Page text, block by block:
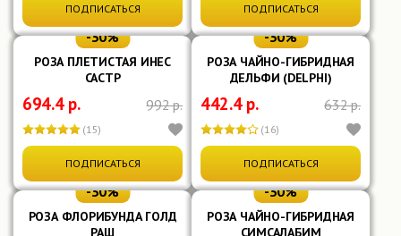
Бокаловидная(22)
Розетковидная
Чашевидная
Показать ещё
О цветке
Пионовидный(1)
Крупный(3)
ПОДПИСАТЬСЯ ПОДПИСАТЬСЯ
-30%
РОЗА ПЛЕТИСТАЯ ИНЕС
САСТР
694.4 р. 992 р.
(15)
ПОДПИСАТЬСЯ
-30%
РОЗА ЧАЙНО-ГИБРИДНАЯ
ДЕЛЬФИ (DELPHI)
442.4 р. 632 р.
(16)
ПОДПИСАТЬСЯ
-30%
РОЗА ФЛОРИБУНДА ГОЛД
РАШ
-30%
РОЗА ЧАЙНО-ГИБРИДНАЯ
СИМСАЛАБИМ